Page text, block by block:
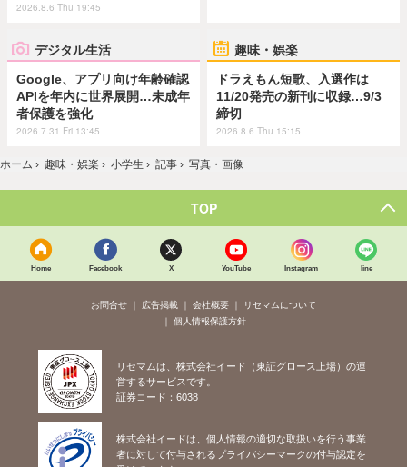
2026.8.6 Thu 19:45
デジタル生活
Google、アプリ向け年齢確認
APIを年内に世界展開…未成年
者保護を強化
2026.7.31 Fri 13:45
趣味・娯楽
ドラえもん短歌、入選作は
11/20発売の新刊に収録…9/3
締切
2026.8.6 Thu 15:15
ホーム › 趣味・娯楽 › 小学生 › 記事 › 写真・画像
TOP
Home Facebook X YouTube Instagram line
お問合せ 広告掲載 会社概要
リセマムについて
個人情報保護方針
リセマムは、株式会社イード（東証グロース上場）の運
営するサービスです。
証券コード：6038
株式会社イードは、個人情報の適切な取扱いを行う事業
者に対して付与されるプライバシーマークの付与認定を